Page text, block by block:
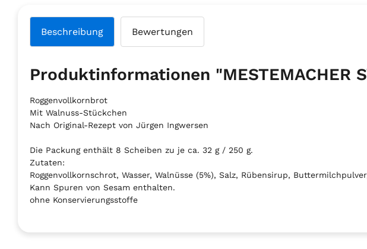
Beschreibung Bewertungen
Produktinformationen "MESTEMACHER
Roggenvollkornbrot
Mit Walnuss-Stückchen
Nach Original-Rezept von Jürgen Ingwersen
Die Packung enthält 8 Scheiben zu je ca. 32 g / 250 g.
Zutaten:
Roggenvollkornschrot, Wasser, Walnüsse (5%), Salz, Rübensirup,
Kann Spuren von Sesam enthalten.
ohne Konservierungsstoffe